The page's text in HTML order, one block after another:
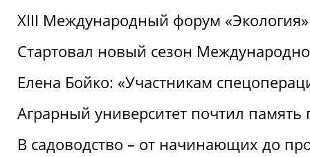
XIII Международный форум
Стартовал новый сезон
Елена Бойко: «Участникам
Аграрный университет почтил
В садоводство – от начинающих до